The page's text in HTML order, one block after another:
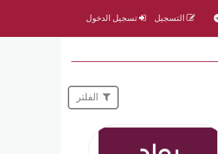
التسجيل تسجيل الدخول
الفلتر